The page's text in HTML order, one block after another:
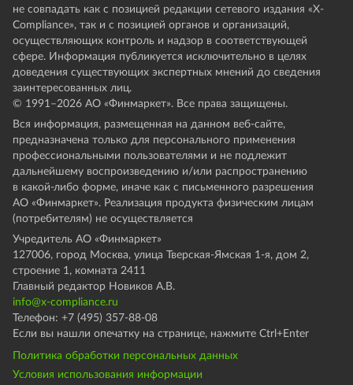
не совпадать как с позицией редакции сетевого издания «X-
Compliance», так и с позицией органов и организаций,
осуществляющих контроль и надзор в соответствующей
сфере. Информация публикуется исключительно в целях
доведения существующих экспертных мнений до сведения
заинтересованных лиц.
© 1991–2026 АО «Финмаркет». Все права защищены.
Вся информация, размещенная на данном веб-сайте,
предназначена только для персонального применения
профессиональными пользователями и не подлежит
дальнейшему воспроизведению и/или распространению
в какой-либо форме, иначе как с письменного разрешения
АО «Финмаркет». Реализация продукта физическим лицам
(потребителям) не осуществляется
Учредитель АО «Финмаркет»
127006, город Москва, улица Тверская-Ямская 1-я, дом 2,
строение 1, комната 2411
Главный редактор Новиков А.В.
info@x-compliance.ru
Телефон: +7 (495) 357-88-08
Если вы нашли опечатку на странице, нажмите Ctrl+Enter
Политика обработки персональных данных
Условия использования информации